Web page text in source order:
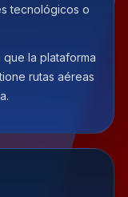
tecnológicos o
que la plataforma
rutas aéreas